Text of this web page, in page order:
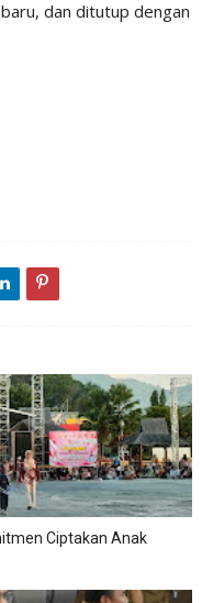
dan ditutup dengan
Ciptakan Anak